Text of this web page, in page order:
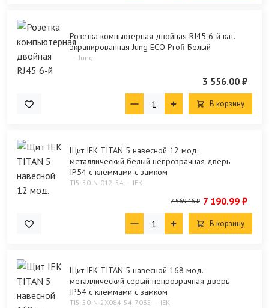
Розетка компьютерная двойная RJ45 6-й кат.
экранированная Jung ECO Profi Белый
Jung
3 556.00 ₽
В корзину
Щит IEK TITAN 5 навесной 12 мод.
металлический белый непрозрачная дверь
IP54 с клеммами с замком
TI5-50-N-012-54 IEK
7 569.46 ₽ 7 190.99 ₽
В корзину
Щит IEK TITAN 5 навесной 168 мод.
металлический серый непрозрачная дверь
IP54 с клеммами с замком
TI5-50-N-2X084-54-7035 IEK